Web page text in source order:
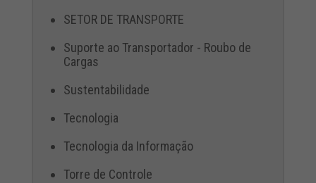
SETOR DE TRANSPORTE
Suporte ao Transportador - Roubo de
Cargas
Sustentabilidade
Tecnologia
Tecnologia da Informação
Torre de Controle